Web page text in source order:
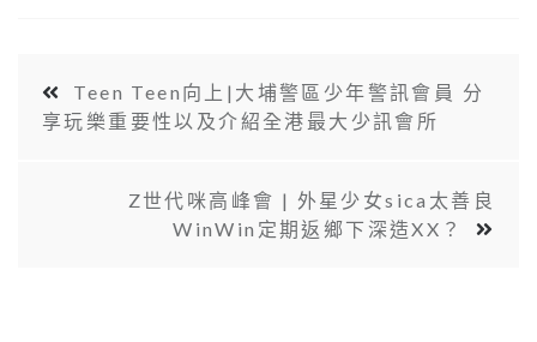
Teen Teen向上|大埔警區少年警訊會員 分
享玩樂重要性以及介紹全港最大少訊會所
Z世代咪高峰會 | 外星少女sica太善良
WinWin定期返鄉下深造XX？